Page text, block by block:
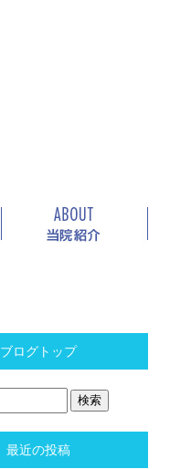
ブログトップ
最近の投稿